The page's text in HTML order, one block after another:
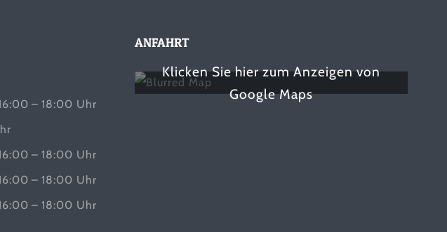
– 18:00 Uhr
– 18:00 Uhr
– 18:00 Uhr
– 18:00 Uhr
ANFAHRT
Klicken Sie hier zum Anzeigen von
Google Maps